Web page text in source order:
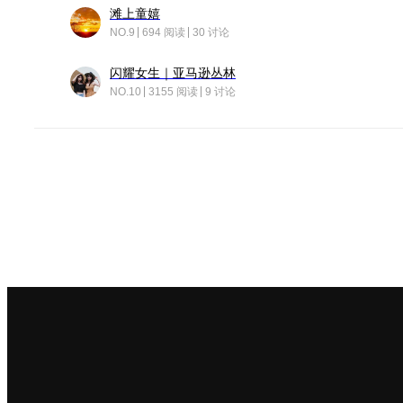
滩上童嬉
NO.9 694 阅读 30 讨论
闪耀女生｜亚马逊丛林
NO.10 3155 阅读 9 讨论